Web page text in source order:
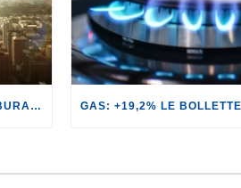
TURISMO: CON LA CRISI DEI CARBURANTI, VOLI A RISCHIO CANCELLAZIONE O RINCARO.